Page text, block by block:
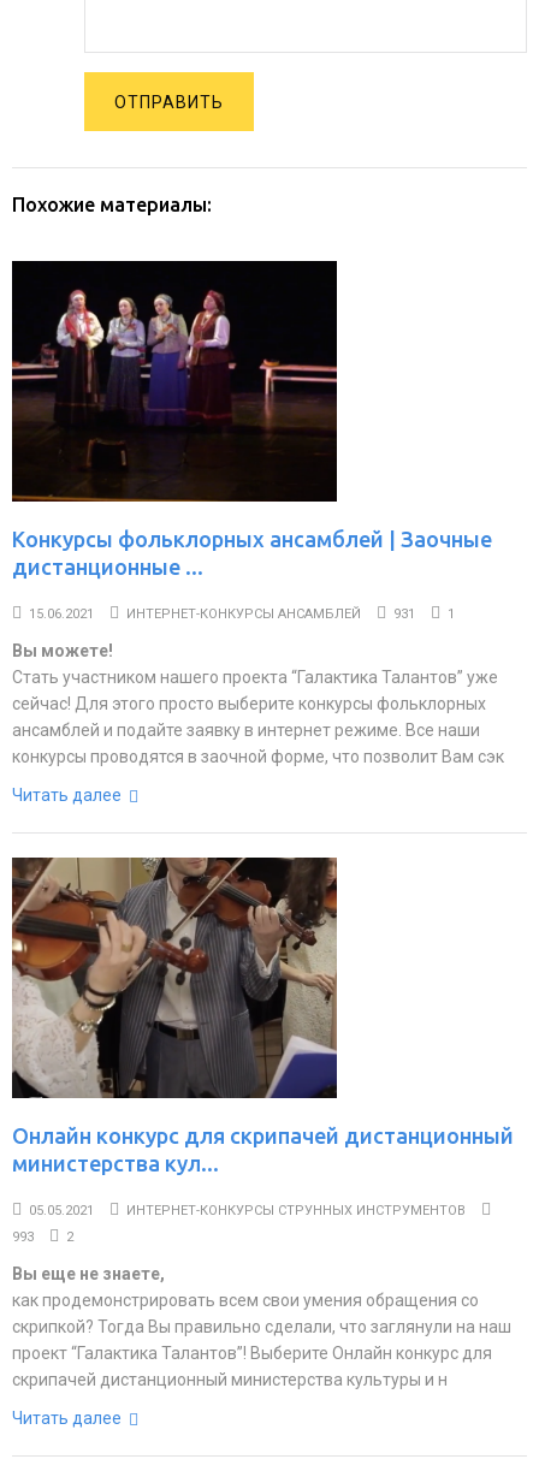
ОТПРАВИТЬ
Похожие материалы:
Конкурсы фольклорных ансамблей | Заочные
дистанционные ...
15.06.2021 ИНТЕРНЕТ-КОНКУРСЫ АНСАМБЛЕЙ 931 1
Вы можете!
Стать участником нашего проекта “Галактика Талантов” уже
сейчас! Для этого просто выберите конкурсы фольклорных
ансамблей и подайте заявку в интернет режиме. Все наши
конкурсы проводятся в заочной форме, что позволит Вам сэк
Читать далее
Онлайн конкурс для скрипачей дистанционный
министерства кул...
05.05.2021
ИНТЕРНЕТ-КОНКУРСЫ СТРУННЫХ ИНСТРУМЕНТОВ
993
2
Вы еще не знаете,
как продемонстрировать всем свои умения обращения со
скрипкой? Тогда Вы правильно сделали, что заглянули на наш
проект “Галактика Талантов”! Выберите Онлайн конкурс для
скрипачей дистанционный министерства культуры и н
Читать далее